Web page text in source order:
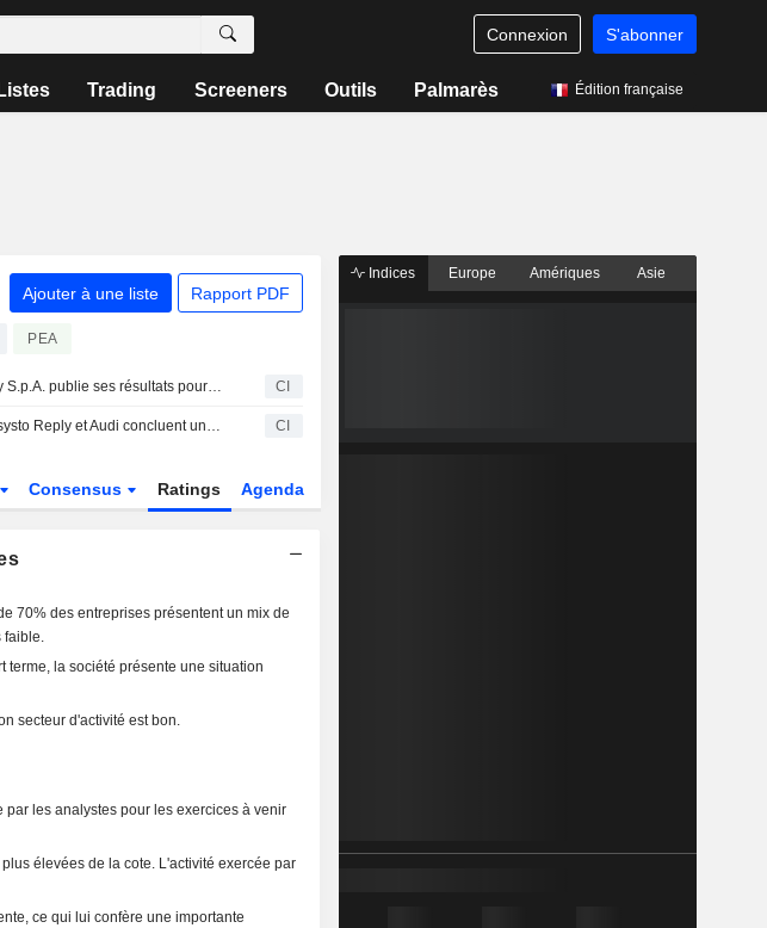
Connexion S'abonner
Listes Trading Screeners Outils Palmarès Édition française
Ajouter à une liste Rapport PDF
PEA
Reply S.p.A. publie ses résultats pour le premier semestre clos le 30 juin 2026 CI
Comsysto Reply et Audi concluent une alliance stratégique pour faire évoluer la plateforme de véhicules d'occasion B2B grâce à un système multi-agents basé sur l'IA CI
Consensus Ratings Agenda
70% des entreprises présentent un mix de
faible.
terme, la société présente une situation
secteur d'activité est bon.
les analystes pour les exercices à venir
élevées de la cote. L'activité exercée par
ce qui lui confère une importante
Indices Europe Amériques Asie